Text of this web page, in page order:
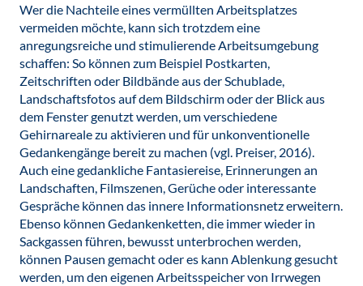
Wer die Nachteile eines vermüllten Arbeitsplatzes
vermeiden möchte, kann sich trotzdem eine
anregungsreiche und stimulierende Arbeitsumgebung
schaffen: So können zum Beispiel Postkarten,
Zeitschriften oder Bildbände aus der Schublade,
Landschaftsfotos auf dem Bildschirm oder der Blick aus
dem Fenster genutzt werden, um verschiedene
Gehirnareale zu aktivieren und für unkonventionelle
Gedankengänge bereit zu machen (vgl. Preiser, 2016).
Auch eine gedankliche Fantasiereise, Erinnerungen an
Landschaften, Filmszenen, Gerüche oder interessante
Gespräche können das innere Informationsnetz erweitern.
Ebenso können Gedankenketten, die immer wieder in
Sackgassen führen, bewusst unterbrochen werden,
können Pausen gemacht oder es kann Ablenkung gesucht
werden, um den eigenen Arbeitsspeicher von Irrwegen